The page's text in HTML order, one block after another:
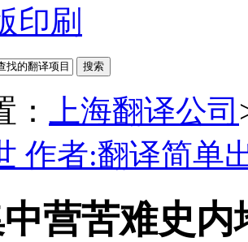
印刷
上海翻译公司
作者:翻译简单
营苦难史